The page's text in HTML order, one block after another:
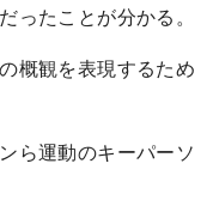
たことが分かる。
概観を表現するため
ら運動のキーパーソ